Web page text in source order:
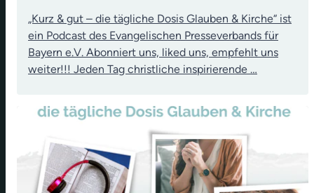
„Kurz & gut – die tägliche Dosis Glauben & Kirche“ ist
ein Podcast des Evangelischen Presseverbands für
Bayern e.V. Abonniert uns, liked uns, empfehlt uns
weiter!!! Jeden Tag christliche inspirierende …